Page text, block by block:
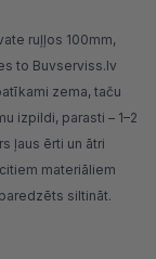
ruļļos 100mm,
to Buvserviss.lv
zema, taču
izpildi, parasti – 1–2
ļaus ērti un ātri
materiāliem
siltināt.